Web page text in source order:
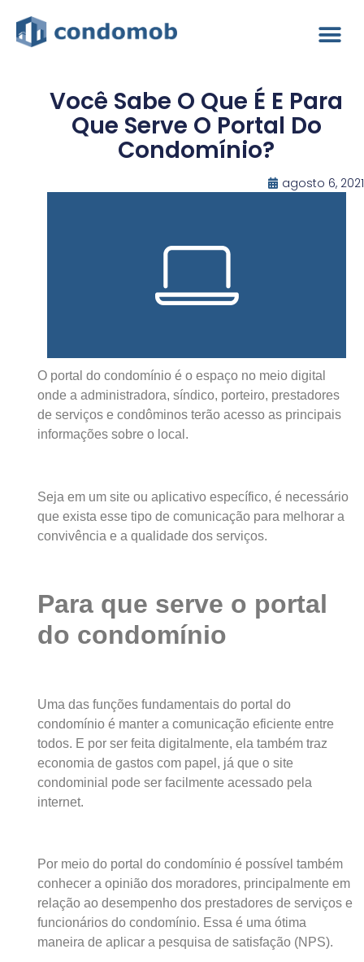
Você Sabe O Que É E Para
Que Serve O Portal Do
Condomínio?
agosto 6, 2021
O portal do condomínio é o espaço no meio digital
onde a administradora, síndico, porteiro, prestadores
de serviços e condôminos terão acesso as principais
informações sobre o local.
Seja em um site ou aplicativo específico, é necessário
que exista esse tipo de comunicação para melhorar a
convivência e a qualidade dos serviços.
Para que serve o portal
do condomínio
Uma das funções fundamentais do portal do
condomínio é manter a comunicação eficiente entre
todos. E por ser feita digitalmente, ela também traz
economia de gastos com papel, já que o site
condominial pode ser facilmente acessado pela
internet.
Por meio do portal do condomínio é possível também
conhecer a opinião dos moradores, principalmente em
relação ao desempenho dos prestadores de serviços e
funcionários do condomínio. Essa é uma ótima
maneira de aplicar a pesquisa de satisfação (NPS).